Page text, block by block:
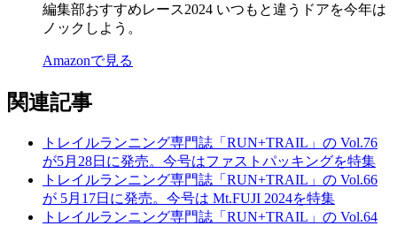
編集部おすすめレース2024 いつもと違うドアを今年は
ノックしよう。
Amazonで見る
関連記事
トレイルランニング専門誌「RUN+TRAIL」の Vol.76
が5月28日に発売。今号はファストパッキングを特集
トレイルランニング専門誌「RUN+TRAIL」の Vol.66
が 5月17日に発売。今号は Mt.FUJI 2024を特集
トレイルランニング専門誌「RUN+TRAIL」の Vol.64